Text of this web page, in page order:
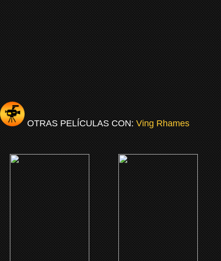
OTRAS PELÍCULAS CON:Ving Rhames
(2025)
Misión imposible:
Sentencia Final
CLICK ME
(2024)
The Instigators
CLICK ME